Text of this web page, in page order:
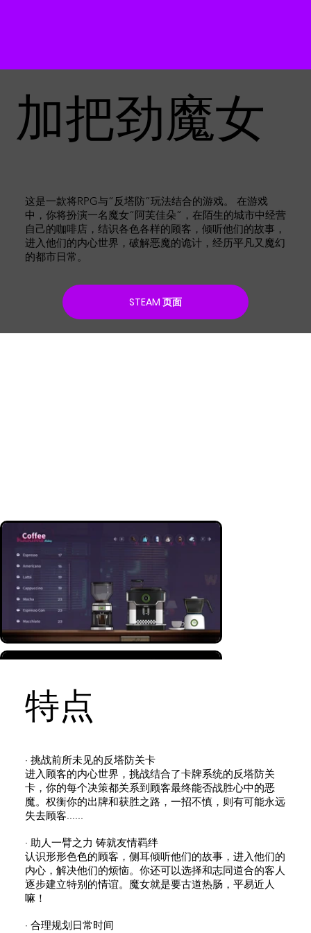
特点
· 挑战前所未见的反塔防关卡
进入顾客的内心世界，挑战结合了卡牌系统的反塔防关
卡，你的每个决策都关系到顾客最终能否战胜心中的恶
魔。权衡你的出牌和获胜之路，一招不慎，则有可能永远
失去顾客......
· 助人一臂之力 铸就友情羁绊
认识形形色色的顾客，侧耳倾听他们的故事，进入他们的
内心，解决他们的烦恼。你还可以选择和志同道合的客人
逐步建立特别的情谊。魔女就是要古道热肠，平易近人
嘛！
· 合理规划日常时间
STEAM 页面
这是一款将RPG与“反塔防”玩法结合的游戏。 在游戏
中，你将扮演一名魔女“阿芙佳朵”，在陌生的城市中经营
自己的咖啡店，结识各色各样的顾客，倾听他们的故事，
进入他们的内心世界，破解恶魔的诡计，经历平凡又魔幻
的都市日常。
加把劲魔女